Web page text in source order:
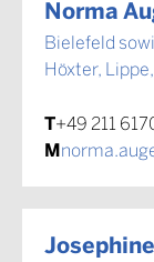
Norma
Bielefeld
Höxter,
T+49 211
M